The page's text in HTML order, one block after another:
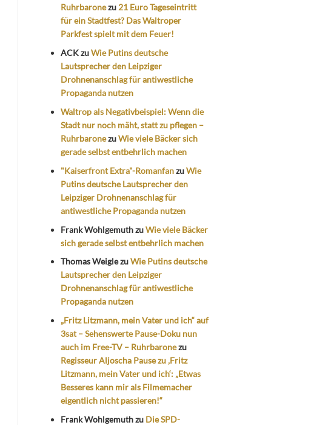
Ruhrbaronezu 21 Euro Tageseintritt
für ein Stadtfest? Das Waltroper
Parkfest spielt mit dem Feuer!
ACKzuWie Putins deutsche
Lautsprecher den Leipziger
Drohnenanschlag für antiwestliche
Propaganda nutzen
Waltrop als Negativbeispiel: Wenn die
Stadt nur noch mäht, statt zu pflegen –
RuhrbaronezuWie viele Bäcker sich
gerade selbst entbehrlich machen
"Kaiserfront Extra"-RomanfanzuWie
Putins deutsche Lautsprecher den
Leipziger Drohnenanschlag für
antiwestliche Propaganda nutzen
Frank WohlgemuthzuWie viele Bäcker
sich gerade selbst entbehrlich machen
Thomas WeiglezuWie Putins deutsche
Lautsprecher den Leipziger
Drohnenanschlag für antiwestliche
Propaganda nutzen
„Fritz Litzmann, mein Vater und ich“ auf
3sat – Sehenswerte Pause-Doku nun
auch im Free-TV – Ruhrbaronezu
Regisseur Aljoscha Pause zu ‚Fritz
Litzmann, mein Vater und ich‘: „Etwas
Besseres kann mir als Filmemacher
eigentlich nicht passieren!“
Frank Wohlgemuthzu Die SPD-